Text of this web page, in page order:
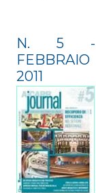
N. 5 -
FEBBRAIO
2011